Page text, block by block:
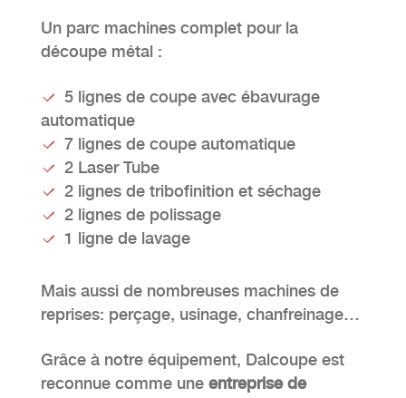
Un parc machines complet pour la
découpe métal :
5 lignes de coupe avec ébavurage
automatique
7 lignes de coupe automatique
2 Laser Tube
2 lignes de tribofinition et séchage
2 lignes de polissage
1 ligne de lavage
Mais aussi de nombreuses machines de
reprises: perçage, usinage, chanfreinage…
Grâce à notre équipement, Dalcoupe est
reconnue comme une entreprise de